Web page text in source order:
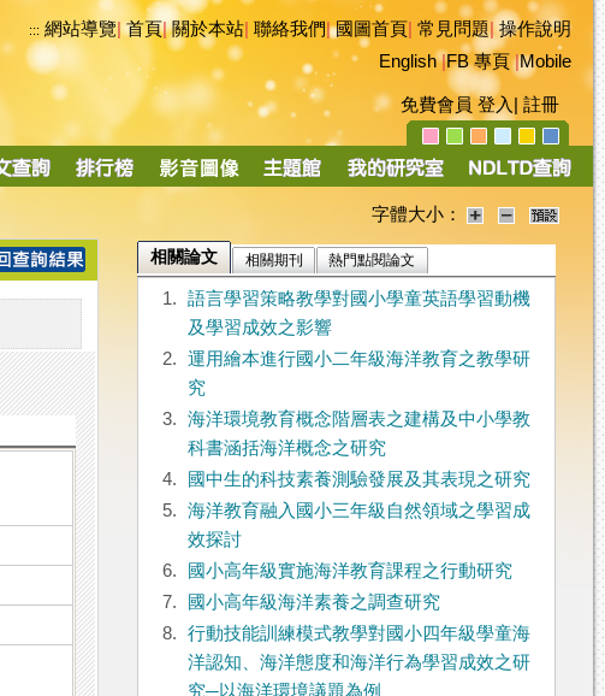
::: 網站導覽|首頁|關於本站 聯絡我們|國圖首頁 常見問題|操作說明
English|FB 專頁|Mobile
免費會員 登入 註冊
字體大小：
相關論文 相關期刊 熱門點閱論文
1.
語言學習策略教學對國小學童英語學習動機
及學習成效之影響
2.
運用繪本進行國小二年級海洋教育之教學研
究
3.
海洋環境教育概念階層表之建構及中小學教
科書涵括海洋概念之研究
4.
國中生的科技素養測驗發展及其表現之研究
5.
海洋教育融入國小三年級自然領域之學習成
效探討
6.
國小高年級實施海洋教育課程之行動研究
7.
國小高年級海洋素養之調查研究
8.
行動技能訓練模式教學對國小四年級學童海
洋認知、海洋態度和海洋行為學習成效之研
究─以海洋環境議題為例